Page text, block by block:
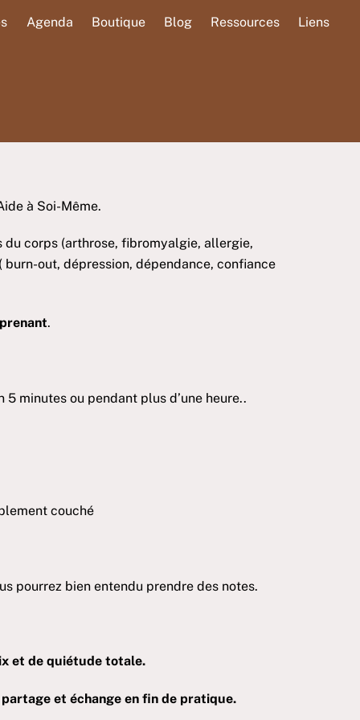
Agenda Boutique Blog Ressources Liens
à Soi-Même.
corps (arthrose, fibromyalgie, allergie,
out, dépression, dépendance, confiance
.
minutes ou pendant plus d’une heure..
couché
pourrez bien entendu prendre des notes.
et de quiétude totale.
et échange en fin de pratique.